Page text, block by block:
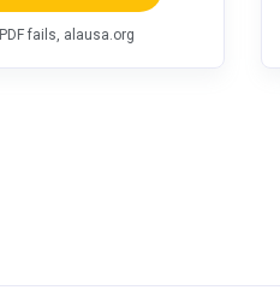
PDF fails, alausa.org